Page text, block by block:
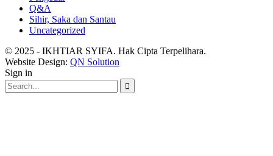
Q&A
Sihir, Saka dan Santau
Uncategorized
© 2025 - IKHTIAR SYIFA. Hak Cipta Terpelihara.
Website Design: QN Solution
Sign in